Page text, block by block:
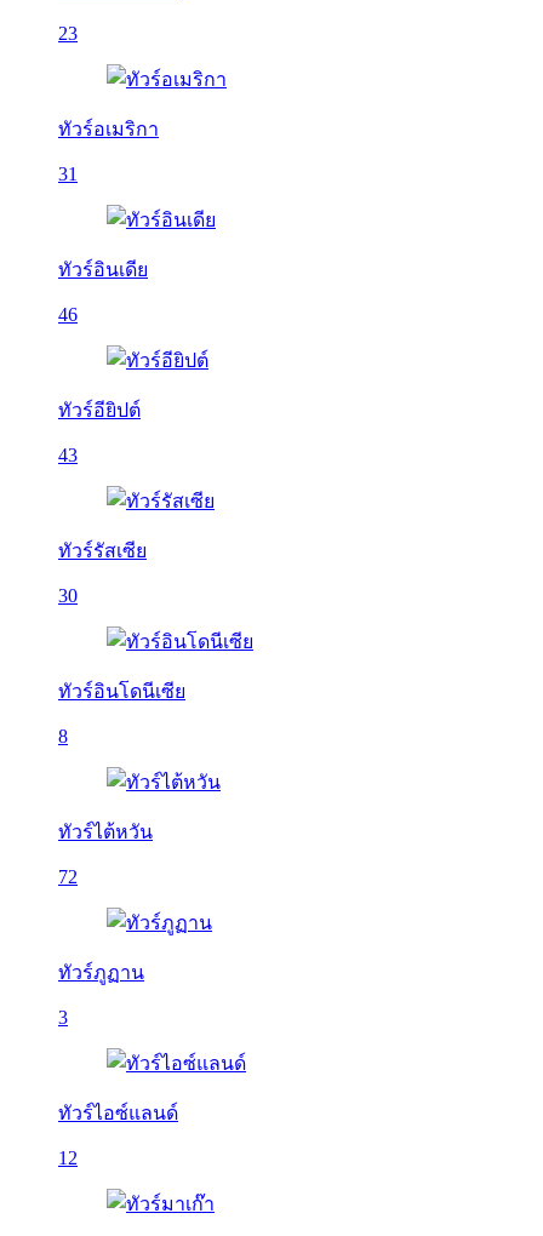
23
ทัวร์อเมริกา
31
ทัวร์อินเดีย
46
ทัวร์อียิปต์
43
ทัวร์รัสเซีย
30
ทัวร์อินโดนีเซีย
8
ทัวร์ไต้หวัน
72
ทัวร์ภูฏาน
3
ทัวร์ไอซ์แลนด์
12